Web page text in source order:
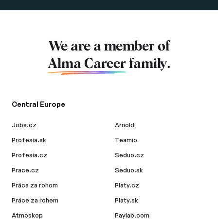
We are a member of
Alma Career family.
Central Europe
Jobs.cz
Profesia.sk
Profesia.cz
Prace.cz
Práca za rohom
Práce za rohem
Atmoskop
Arnold
Teamio
Seduo.cz
Seduo.sk
Platy.cz
Platy.sk
Paylab.com